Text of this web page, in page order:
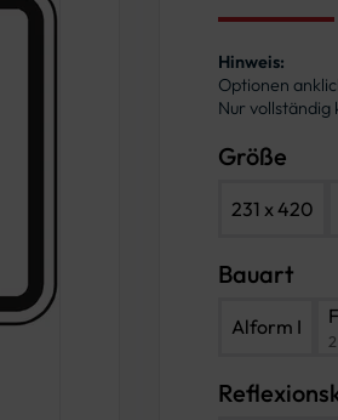
Hinweis:
Optionen
Nur
Größe
231 x 420
Bauart
Alform I